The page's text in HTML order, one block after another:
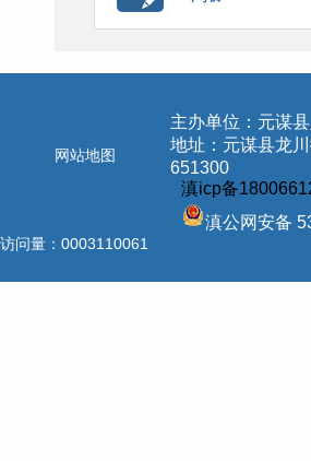
网站地图
主办单位：元谋
地址：元谋县龙
651300
滇icp备
滇公网安备
访问量： 0003110061